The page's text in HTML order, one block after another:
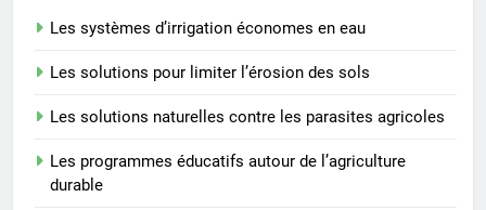
Les systèmes d’irrigation économes en eau
Les solutions pour limiter l’érosion des sols
Les solutions naturelles contre les parasites agricoles
Les programmes éducatifs autour de l’agriculture
durable